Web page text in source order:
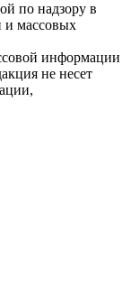
по надзору в
и массовых
информации
не несет